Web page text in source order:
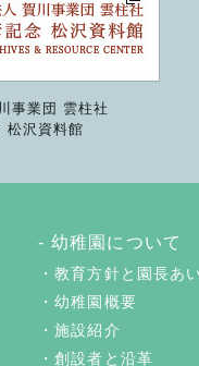
事業団 雲柱社
松沢資料館
幼稚園について
教育方針と園長あ
幼稚園概要
施設紹介
創設者と沿革